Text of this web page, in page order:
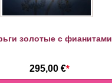
золотые с фианитами
295,00 €*